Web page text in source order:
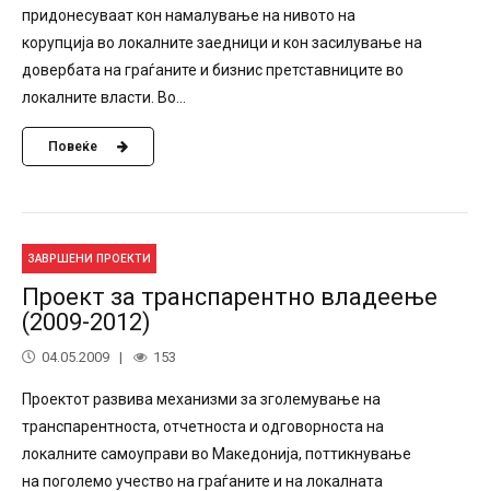
придонесуваат кон намалување на нивото на
корупција во локалните заедници и кон засилување на
довербата на граѓаните и бизнис претставниците во
локалните власти. Во...
Повеќе
ЗАВРШЕНИ ПРОЕКТИ
Проект за транспарентно владеење
(2009-2012)
04.05.2009 153
Проектот развива механизми за зголемување на
транспарентноста, отчетноста и одговорноста на
локалните самоуправи во Македонија, поттикнување
на поголемо учество на граѓаните и на локалната